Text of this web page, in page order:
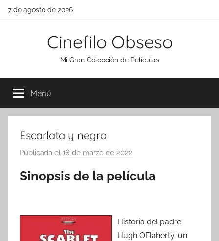
Saltar
7 de agosto de 2026
Cinefilo Obseso
Mi Gran Colección de Películas
Menú
Escarlata y negro
Publicada el 18 de marzo de 2022
r
Sinopsis de la película
Historia del padre
Hugh OFlaherty, un